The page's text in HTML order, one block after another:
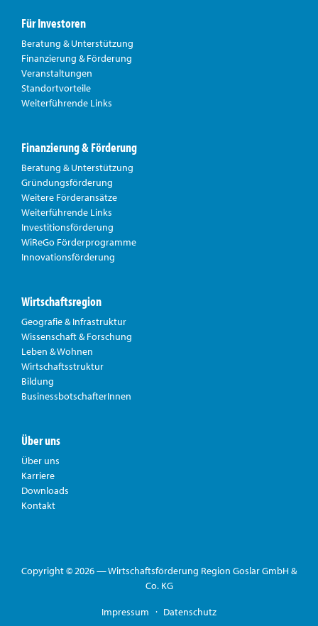
Für Investoren
Beratung & Unterstützung
Finanzierung & Förderung
Veranstaltungen
Standortvorteile
Weiterführende Links
Finanzierung & Förderung
Beratung & Unterstützung
Gründungsförderung
Weitere Förderansätze
Weiterführende Links
Investitionsförderung
WiReGo Förderprogramme
Innovationsförderung
Wirtschaftsregion
Geografie & Infrastruktur
Wissenschaft & Forschung
Leben & Wohnen
Wirtschaftsstruktur
Bildung
BusinessbotschafterInnen
Über uns
Über uns
Karriere
Downloads
Kontakt
Copyright © 2026 — Wirtschaftsförderung Region Goslar GmbH &
Co. KG
Impressum Datenschutz